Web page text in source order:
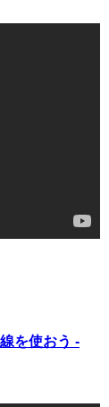
を使おう -